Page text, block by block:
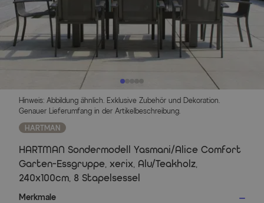
Hinweis: Abbildung ähnlich. Exklusive Zubehör und Dekoration.
Genauer Lieferumfang in der Artikelbeschreibung.
HARTMAN
HARTMAN Sondermodell Yasmani/Alice Comfort
Garten-Essgruppe, xerix, Alu/Teakholz,
240x100cm, 8 Stapelsessel
Merkmale